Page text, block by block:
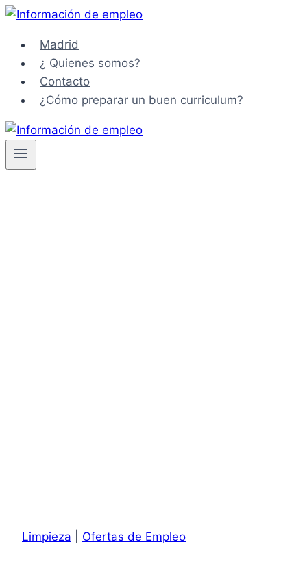
Saltar
contenidoMadrid
¿ Quienes somos?
Contacto
¿Cómo preparar un buen curriculum?
Limpieza Ofertas de Empleo